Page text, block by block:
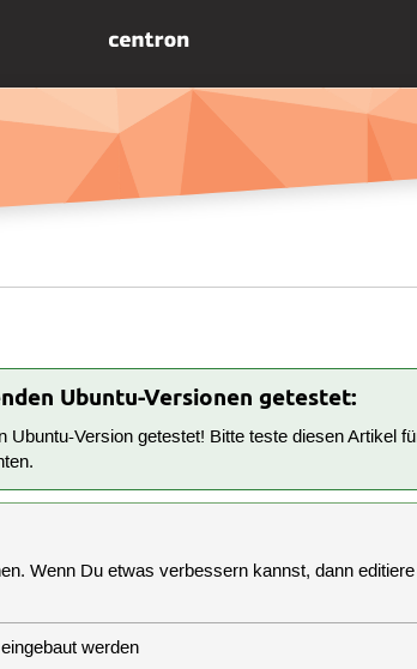
Ubuntu-Versionen getestet:
Version getestet! Bitte teste diesen Artikel
Wenn Du etwas verbessern kannst, dann
werden